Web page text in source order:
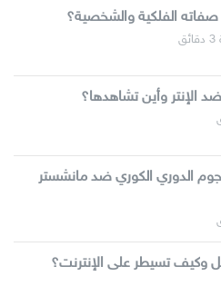
الفلكية والشخصية؟
الإنتر وأين تشاهدها؟
الدوري الكوري ضد مانشستر
وكيف تسيطر على الإنترنت؟